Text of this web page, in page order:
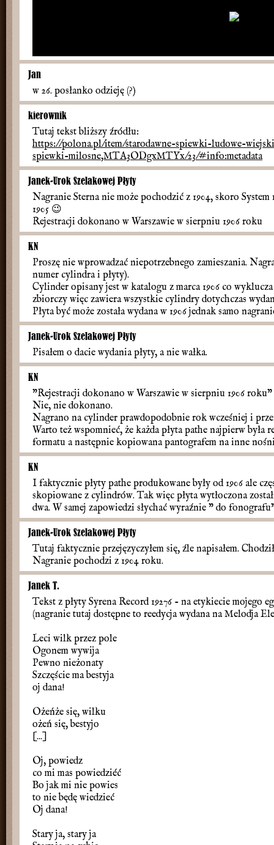
Jan
w 26. posłanko odzieję (?)
kierownik
Tutaj tekst bliższy źródłu:
https://polona.pl/item/starodawne-spiewki-ludowe-
spiewki-milosne,MTA3ODgxMTYx/23/#info:metadata
Janek-Urok Szelakowej Płyty
Nagranie Sterna nie może pochodzić z 1904, skoro
1905 😉
Rejestracji dokonano w Warszawie w sierpniu 1906 roku
KN
Proszę nie wprowadzać niepotrzebnego zamieszania.
numer cylindra i płyty).
Cylinder opisany jest w katalogu z marca 1906 co
zbiorczy więc zawiera wszystkie cylindry dotychczas
Płyta być może została wydana w 1906 jednak samo
Janek-Urok Szelakowej Płyty
Pisałem o dacie wydania płyty, a nie wałka.
KN
"Rejestracji dokonano w Warszawie w sierpniu 1906 roku"
Nie, nie dokonano.
Nagrano na cylinder prawdopodobnie rok wcześniej i
Warto też wspomnieć, że każda płyta pathe najpierw
formatu a następnie kopiowana pantografem na inne
KN
I faktycznie płyty pathe produkowane były od 1906 ale
skopiowane z cylindrów. Tak więc płyta wytłoczona
dwa. W samej zapowiedzi słychać wyraźnie " do
Janek-Urok Szelakowej Płyty
Tutaj faktycznie przejęzyczyłem się, źle napisałem.
Nagranie pochodzi z 1904 roku.
Janek T.
Tekst z płyty Syrena Record 19276 - na etykiecie mojego
(nagranie tutaj dostępne to reedycja wydana na Melodja
Leci wilk przez pole
Ogonem wywija
Pewno nieżonaty
Szczęście ma bestyja
oj dana!
Ożeńże się, wilku
ożeń się, bestyjo
[...]
Oj, powiedz
co mi mas powiedziéć
Bo jak mi nie powies
to nie będę wiedzieć
Oj dana!
Stary ja, stary ja